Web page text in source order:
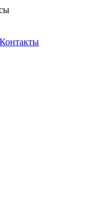
Контакты